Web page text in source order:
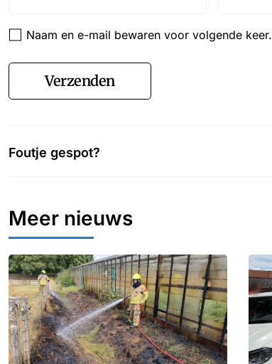
Naam en e-mail bewaren voor volgende keer.
Verzenden
Foutje gespot?
Meer nieuws